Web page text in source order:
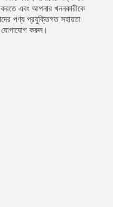
করতে এবং আপনার খননকারীকে
পণ্য প্রযুক্তিগত সহায়তা
যোগাযোগ করুন।